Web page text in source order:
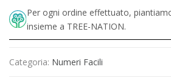
Per ogni ordine effettuato,
insieme a TREE-NATION.
Categoria: Numeri Facili